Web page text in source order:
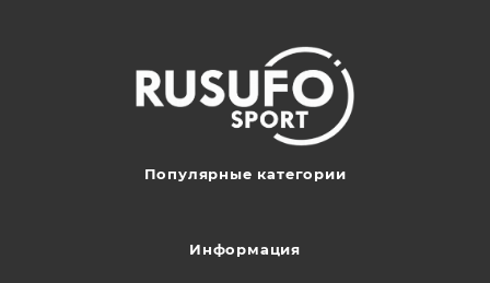
Популярные категории
Информация